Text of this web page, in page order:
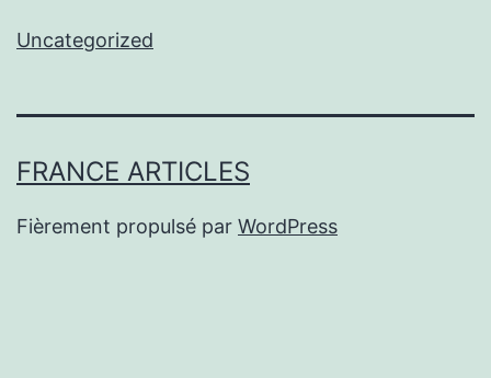
Uncategorized
FRANCE ARTICLES
Fièrement propulsé par WordPress